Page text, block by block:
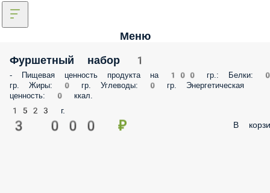
Меню
Фуршетный набор 1
- Пищевая ценность продукта на 100 гр.: Белки:
гр. Жиры: 0 гр. Углеводы: 0 гр. Энергетическая
ценность: 0 ккал.
1523 г.
3 000 ₽ В